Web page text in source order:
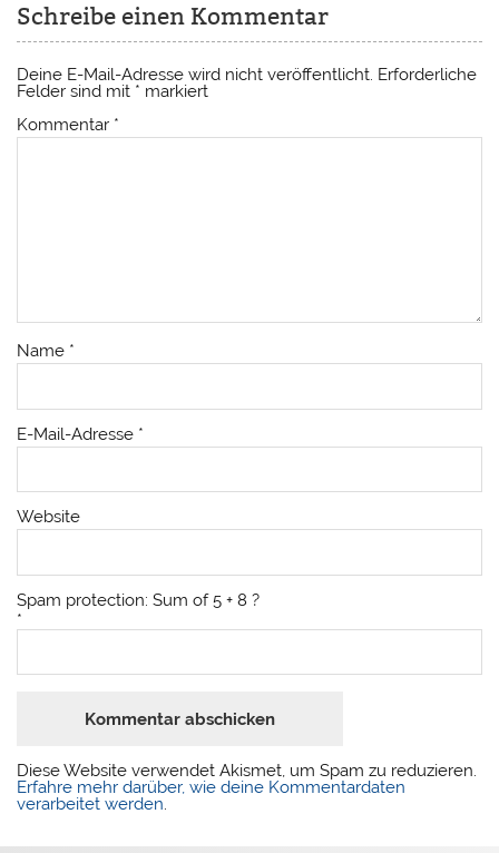
Schreibe einen Kommentar
Deine E-Mail-Adresse wird nicht veröffentlicht. Erforderliche
Felder sind mit * markiert
Kommentar *
Name *
E-Mail-Adresse *
Website
Spam protection: Sum of 5 + 8 ?
*
Diese Website verwendet Akismet, um Spam zu reduzieren.
Erfahre mehr darüber, wie deine Kommentardaten
verarbeitet werden.